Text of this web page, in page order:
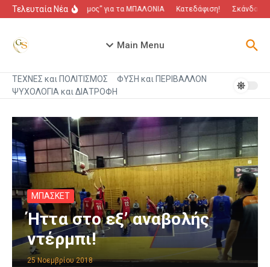
Μετάβαση στο περιεχόμενο
Τελευταία Νέα“Πόλεμος” για τα ΜΠΑΛΟΝΙΑ Κατεδάφιση! Σκάνδαλο
Main Menu
ΤΕΧΝΕΣ και ΠΟΛΙΤΙΣΜΟΣ
ΦΥΣΗ και ΠΕΡΙΒΑΛΛΟΝ
ΨΥΧΟΛΟΓΙΑ και ΔΙΑΤΡΟΦΗ
ΜΠΑΣΚΕΤ
Ήττα στο εξ’ αναβολής
ντέρμπι!
25 Νοεμβρίου 2018